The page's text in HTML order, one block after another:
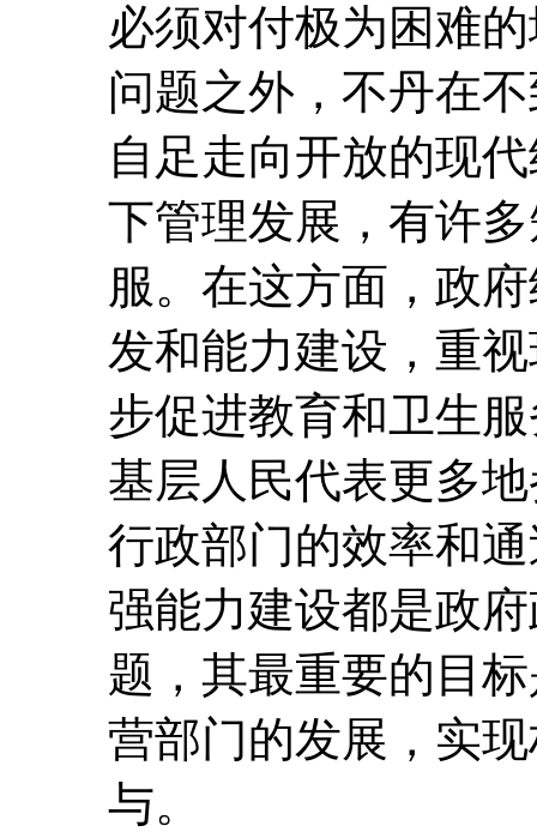
必须对付极为困难
问题之外，不丹在
自足走向开放的现
下管理发展，有许
服。在这方面，政
发和能力建设，重
步促进教育和卫生
基层人民代表更多
行政部门的效率和
强能力建设都是政
题，其最重要的目
营部门的发展，实
与。